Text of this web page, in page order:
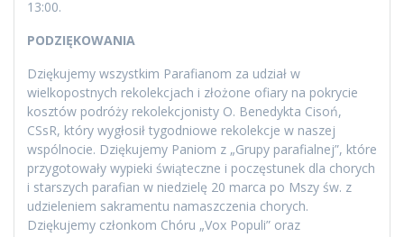
13:00.
PODZIĘKOWANIA
Dziękujemy wszystkim Parafianom za udział w
wielkopostnych rekolekcjach i złożone ofiary na pokrycie
kosztów podróży rekolekcjonisty O. Benedykta Cisoń,
CSsR, który wygłosił tygodniowe rekolekcje w naszej
wspólnocie. Dziękujemy Paniom z „Grupy parafialnej”, które
przygotowały wypieki świąteczne i poczęstunek dla chorych
i starszych parafian w niedzielę 20 marca po Mszy św. z
udzieleniem sakramentu namaszczenia chorych.
Dziękujemy członkom Chóru „Vox Populi” oraz